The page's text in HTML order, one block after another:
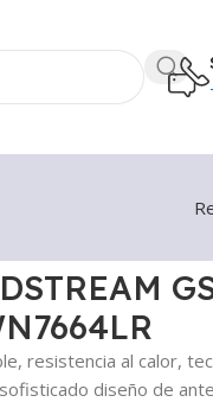
resistencia al calor,
diseño de